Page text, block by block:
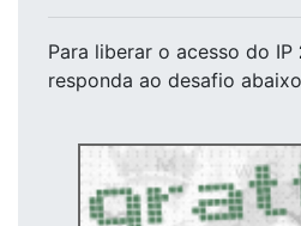
Para liberar o acesso do IP
responda ao desafio